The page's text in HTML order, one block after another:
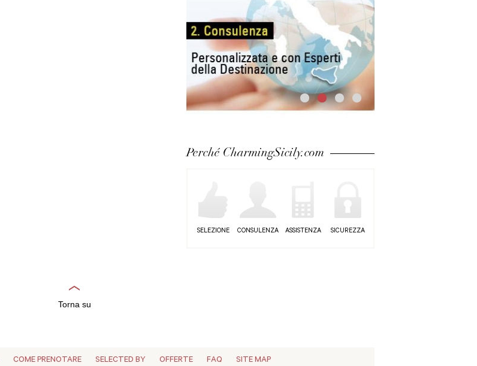
Perché CharmingSicily.com
SELEZIONE CONSULENZA ASSISTENZA SICUREZZA
Torna su
COME PRENOTARE SELECTED BY OFFERTE FAQ SITE MAP